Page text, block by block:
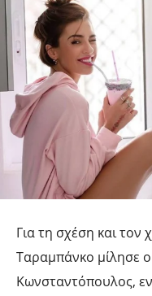
Για τη σχέση και
Ταραμπάνκο μίλησε
Κωνσταντόπουλος,